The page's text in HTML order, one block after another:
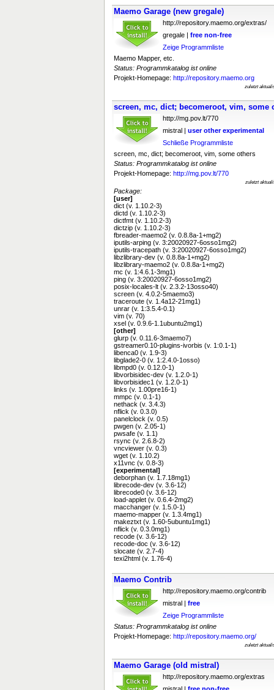
Maemo Garage (new gregale)
http://repository.maemo.org/extras/
gregale | free non-free
Zeige Programmliste
Maemo Mapper, etc.
Status: Programmkatalog ist online
Projekt-Homepage: http://repository.maemo.org
zuletzt
screen, mc, dict; becomeroot, vim, some
http://mg.pov.lt/770
mistral | user other experimental
Schließe Programmliste
screen, mc, dict; becomeroot, vim, some others
Status: Programmkatalog ist online
Projekt-Homepage: http://mg.pov.lt/770
zuletzt
Package:
[user]
dict (v. 1.10.2-3)
dictd (v. 1.10.2-3)
dictfmt (v. 1.10.2-3)
dictzip (v. 1.10.2-3)
fbreader-maemo2 (v. 0.8.8a-1+mg2)
iputils-arping (v. 3:20020927-6osso1mg2)
iputils-tracepath (v. 3:20020927-6osso1mg2)
libzlibrary-dev (v. 0.8.8a-1+mg2)
libzlibrary-maemo2 (v. 0.8.8a-1+mg2)
mc (v. 1:4.6.1-3mg1)
ping (v. 3:20020927-6osso1mg2)
posix-locales-lt (v. 2.3.2-13osso40)
screen (v. 4.0.2-5maemo3)
traceroute (v. 1.4a12-21mg1)
unrar (v. 1:3.5.4-0.1)
vim (v. 70)
xsel (v. 0.9.6-1.1ubuntu2mg1)
[other]
glurp (v. 0.11.6-3maemo7)
gstreamer0.10-plugins-ivorbis (v. 1:0.1-1)
libenca0 (v. 1.9-3)
libglade2-0 (v. 1:2.4.0-1osso)
libmpd0 (v. 0.12.0-1)
libvorbisidec-dev (v. 1.2.0-1)
libvorbisidec1 (v. 1.2.0-1)
links (v. 1.00pre16-1)
mmpc (v. 0.1-1)
nethack (v. 3.4.3)
nflick (v. 0.3.0)
panelclock (v. 0.5)
pwgen (v. 2.05-1)
pwsafe (v. 1.1)
rsync (v. 2.6.8-2)
vncviewer (v. 0.3)
wget (v. 1.10.2)
x11vnc (v. 0.8-3)
[experimental]
deborphan (v. 1.7.18mg1)
librecode-dev (v. 3.6-12)
librecode0 (v. 3.6-12)
load-applet (v. 0.6.4-2mg2)
macchanger (v. 1.5.0-1)
maemo-mapper (v. 1.3.4mg1)
makeztxt (v. 1.60-5ubuntu1mg1)
nflick (v. 0.3.0mg1)
recode (v. 3.6-12)
recode-doc (v. 3.6-12)
slocate (v. 2.7-4)
texi2html (v. 1.76-4)
Maemo Contrib
http://repository.maemo.org/contrib
mistral | free
Zeige Programmliste
Status: Programmkatalog ist online
Projekt-Homepage: http://repository.maemo.org/
zuletzt
Maemo Garage (old mistral)
http://repository.maemo.org/extras